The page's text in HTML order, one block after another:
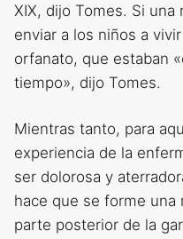
XIX, dijo Tomes. Si
enviar a los niños a
orfanato, que estaban
tiempo», dijo Tomes.
Mientras tanto, para
experiencia de la
ser dolorosa y
hace que se forme una
parte posterior de la